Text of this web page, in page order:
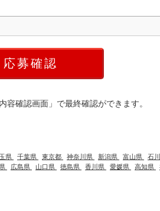
容確認画面」で最終確認ができます。
県 千葉県 東京都 神奈川県 新潟県 富山県
石
広島県 山口県 徳島県 香川県 愛媛県 高知県